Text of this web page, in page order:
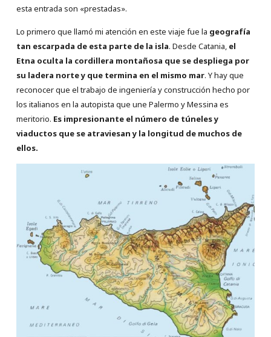
esta entrada son «prestadas».
Lo primero que llamó mi atención en este viaje fue la geografía
tan escarpada de esta parte de la isla. Desde Catania, el
Etna oculta la cordillera montañosa que se despliega por
su ladera norte y que termina en el mismo mar. Y hay que
reconocer que el trabajo de ingeniería y construcción hecho por
los italianos en la autopista que une Palermo y Messina es
meritorio. Es impresionante el número de túneles y
viaductos que se atraviesan y la longitud de muchos de
ellos.